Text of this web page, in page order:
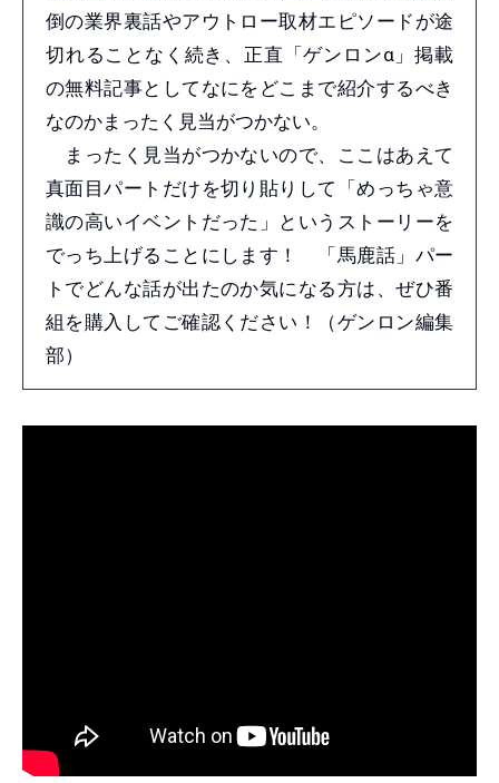
倒の業界裏話やアウトロー取材エピソードが途
切れることなく続き、正直「ゲンロンα」掲載
の無料記事としてなにをどこまで紹介するべき
なのかまったく見当がつかない。
まったく見当がつかないので、ここはあえて
真面目パートだけを切り貼りして「めっちゃ意
識の高いイベントだった」というストーリーを
でっち上げることにします！ 「馬鹿話」パー
トでどんな話が出たのか気になる方は、ぜひ番
組を購入してご確認ください！（ゲンロン編集
部）